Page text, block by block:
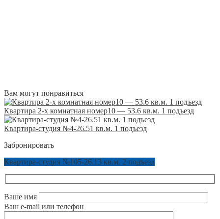
Вам могут понравиться
Квартира 2-х комнатная номер10 — 53.6 кв.м. 1 подъезд
Квартира-студия №4-26.51 кв.м. 1 подъезд
Забронировать
Квартира-студия №105-26.13 кв.м. 2 подъезд
Ваше имя
Ваш e-mail или телефон